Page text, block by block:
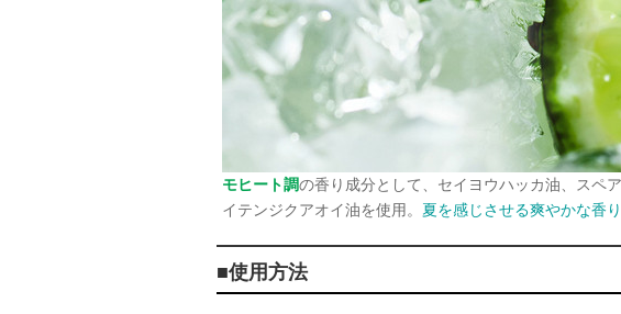
モヒート調の香り成分として、セイヨウハッカ油、スペ
イテンジクアオイ油を使用。 夏を感じさせる爽やかな香り
■使用方法